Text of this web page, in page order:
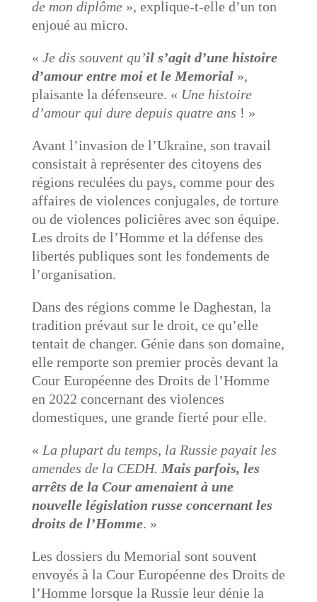
de mon diplôme », explique-t-elle d’un ton
enjoué au micro.
« Je dis souvent qu’il s’agit d’une histoire
d’amour entre moi et le Memorial»,
plaisante la défenseure. « Une histoire
d’amour qui dure depuis quatre ans ! »
Avant l’invasion de l’Ukraine, son travail
consistait à représenter des citoyens des
régions reculées du pays, comme pour des
affaires de violences conjugales, de torture
ou de violences policières avec son équipe.
Les droits de l’Homme et la défense des
libertés publiques sont les fondements de
l’organisation.
Dans des régions comme le Daghestan, la
tradition prévaut sur le droit, ce qu’elle
tentait de changer. Génie dans son domaine,
elle remporte son premier procès devant la
Cour Européenne des Droits de l’Homme
en 2022 concernant des violences
domestiques, une grande fierté pour elle.
« La plupart du temps, la Russie payait les
amendes de la CEDH. Mais parfois, les
arrêts de la Cour amenaient à une
nouvelle législation russe concernant les
droits de l’Homme. »
Les dossiers du Memorial sont souvent
envoyés à la Cour Européenne des Droits de
l’Homme lorsque la Russie leur dénie la